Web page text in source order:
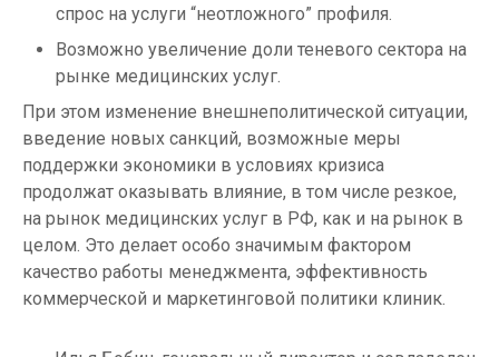
спрос на услуги “неотложного” профиля.
Возможно увеличение доли теневого сектора на
рынке медицинских услуг.
При этом изменение внешнеполитической ситуации,
введение новых санкций, возможные меры
поддержки экономики в условиях кризиса
продолжат оказывать влияние, в том числе резкое,
на рынок медицинских услуг в РФ, как и на рынок в
целом. Это делает особо значимым фактором
качество работы менеджмента, эффективность
коммерческой и маркетинговой политики клиник.